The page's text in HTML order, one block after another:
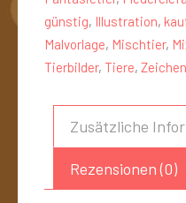
günstig, Illustration,
Malvorlage, Mischtier,
Tierbilder, Tiere,
Zusätzliche
Rezensionen (0)